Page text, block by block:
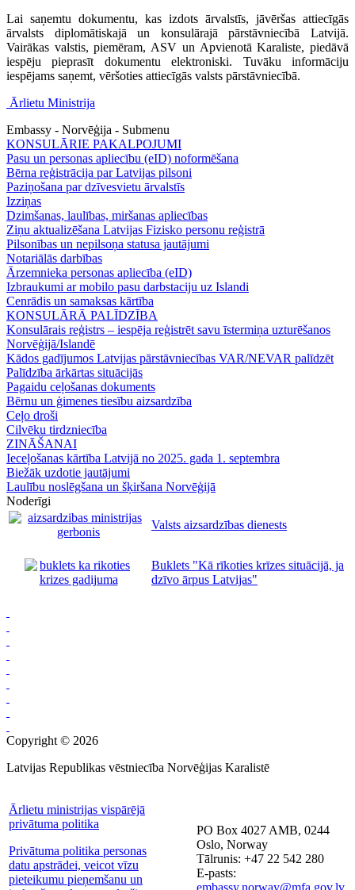
Lai saņemtu dokumentu, kas izdots ārvalstīs, jāvēršas attiecīgās
ārvalsts diplomātiskajā un konsulārajā pārstāvniecībā Latvijā.
Vairākas valstis, piemēram, ASV un Apvienotā Karaliste, piedāvā
iespēju pieprasīt dokumentu elektroniski. Tuvāku informāciju
iespējams saņemt, vēršoties attiecīgās valsts pārstāvniecībā.
Ārlietu Ministrija
Embassy - Norvēģija - Submenu
KONSULĀRIE PAKALPOJUMI
Pasu un personas apliecību (eID) noformēšana
Bērna reģistrācija par Latvijas pilsoni
Paziņošana par dzīvesvietu ārvalstīs
Izziņas
Dzimšanas, laulības, miršanas apliecības
Ziņu aktualizēšana Latvijas Fizisko personu reģistrā
Pilsonības un nepilsoņa statusa jautājumi
Notariālās darbības
Ārzemnieka personas apliecība (eID)
Izbraukumi ar mobilo pasu darbstaciju uz Islandi
Cenrādis un samaksas kārtība
KONSULĀRĀ PALĪDZĪBA
Konsulārais reģistrs – iespēja reģistrēt savu īstermiņa uzturēšanos
Norvēģijā/Islandē
Kādos gadījumos Latvijas pārstāvniecības VAR/NEVAR palīdzēt
Palīdzība ārkārtas situācijās
Pagaidu ceļošanas dokuments
Bērnu un ģimenes tiesību aizsardzība
Ceļo droši
Cilvēku tirdzniecība
ZINĀŠANAI
Ieceļošanas kārtība Latvijā no 2025. gada 1. septembra
Biežāk uzdotie jautājumi
Laulību noslēgšana un šķiršana Norvēģijā
Noderīgi
Valsts aizsardzības dienests
Buklets "Kā rīkoties krīzes situācijā, ja
dzīvo ārpus Latvijas"
Copyright © 2026
Latvijas Republikas vēstniecība Norvēģijas Karalistē
Ārlietu ministrijas vispārējā
privātuma politika
Privātuma politika personas
datu apstrādei, veicot vīzu
pieteikumu pieņemšanu un
PO Box 4027 AMB, 0244
Oslo, Norway
Tālrunis: +47 22 542 280
E-pasts:
embassy.norway@mfa.gov.lv